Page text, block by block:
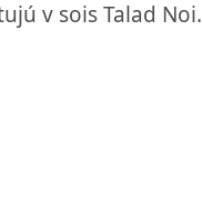
v sois Talad Noi.